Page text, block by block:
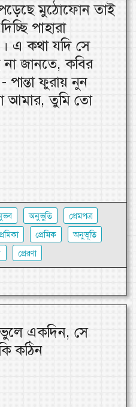
মুঠোফোন তাই
পাহারা
এ কথা যদি সে
জানতে, কবির
ফুরায় নুন
আমার, তুমি তো
অনুভুতি
প্রেমপত্র
প্রেমিক
অনুভূতি
প্রেরণা
ভুলে একদিন, সে
কঠিন